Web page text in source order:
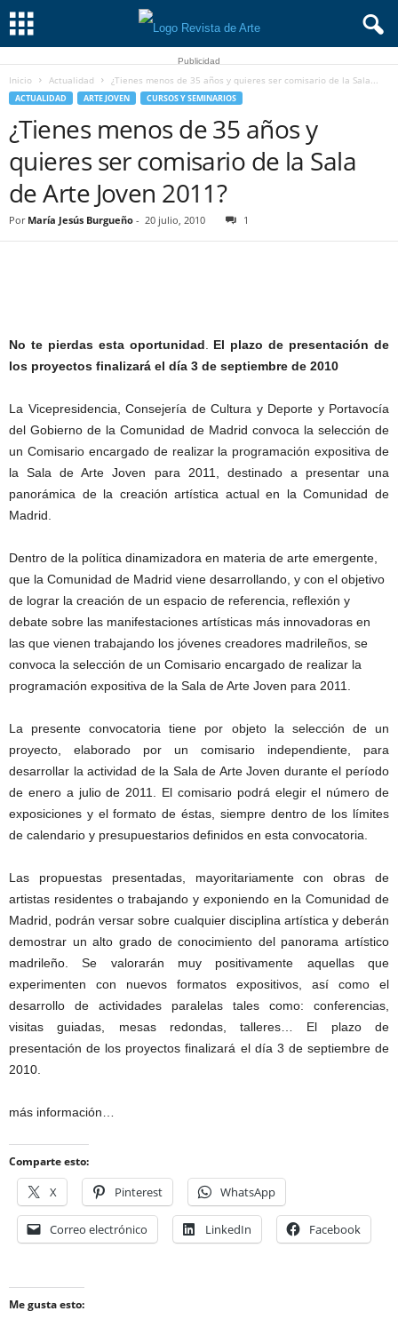
Publicidad
Inicio Actualidad ¿Tienes menos de 35 años y quieres ser comisario de la Sala...
ACTUALIDAD ARTE JOVEN CURSOS Y SEMINARIOS
¿Tienes menos de 35 años y
quieres ser comisario de la Sala
de Arte Joven 2011?
Por María Jesús Burgueño - 20 julio, 2010 1
No te pierdas esta oportunidad
El plazo de presentación de
los proyectos finalizará el día 3 de septiembre de 2010
La Vicepresidencia, Consejería de Cultura y Deporte y Portavocía
del Gobierno de la Comunidad de Madrid convoca la selección de
un Comisario encargado de realizar la programación expositiva de
la Sala de Arte Joven para 2011, destinado a presentar una
panorámica de la creación artística actual en la Comunidad de
Madrid.
Dentro de la política dinamizadora en materia de arte emergente,
que la Comunidad de Madrid viene desarrollando, y con el objetivo
de lograr la creación de un espacio de referencia, reflexión y
debate sobre las manifestaciones artísticas más innovadoras en
las que vienen trabajando los jóvenes creadores madrileños, se
convoca la selección de un Comisario encargado de realizar la
programación expositiva de la Sala de Arte Joven para 2011.
La presente convocatoria tiene por objeto la selección de un
proyecto, elaborado por un comisario independiente, para
desarrollar la actividad de la Sala de Arte Joven durante el período
de enero a julio de 2011. El comisario podrá elegir el número de
exposiciones y el formato de éstas, siempre dentro de los límites
de calendario y presupuestarios definidos en esta convocatoria.
Las propuestas presentadas, mayoritariamente con obras de
artistas residentes o trabajando y exponiendo en la Comunidad de
Madrid, podrán versar sobre cualquier disciplina artística y deberán
demostrar un alto grado de conocimiento del panorama artístico
madrileño. Se valorarán muy positivamente aquellas que
experimenten con nuevos formatos expositivos, así como el
desarrollo de actividades paralelas tales como: conferencias,
visitas guiadas, mesas redondas, talleres… El plazo de
presentación de los proyectos finalizará el día 3 de septiembre de
2010.
más información…
Comparte esto:
X Pinterest WhatsApp
Correo electrónico LinkedIn Facebook
Me gusta esto: